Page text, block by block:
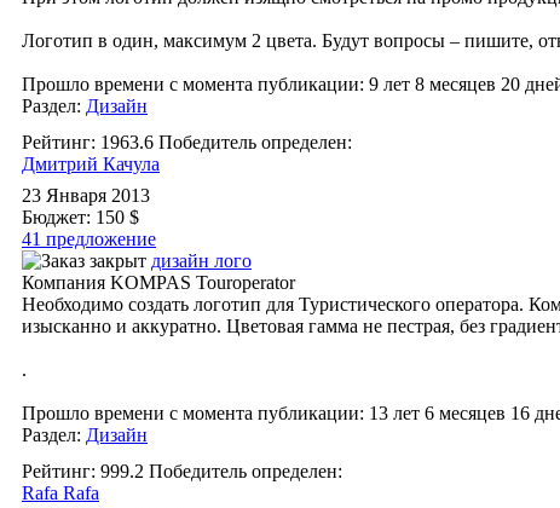
Логотип в один, максимум 2 цвета. Будут вопросы – пишите,
Прошло времени с момента публикации: 9 лет 8 месяцев 20
Раздел: Дизайн
Рейтинг: 1963.6 Победитель определен:
Дмитрий Качула
23 Января 2013
Бюджет: 150 $
41 предложение
дизайн лого
Компания KOMPAS Touroperator
Необходимо создать логотип для Туристического оператора.
изысканно и аккуратно. Цветовая гамма не пестрая, без
.
Прошло времени с момента публикации: 13 лет 6 месяцев 16
Раздел: Дизайн
Рейтинг: 999.2 Победитель определен:
Rafa Rafa